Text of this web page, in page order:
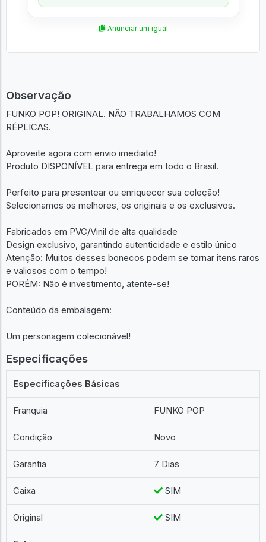
Anunciar um igual
Observação
FUNKO POP! ORIGINAL. NÃO TRABALHAMOS COM
RÉPLICAS.
Aproveite agora com envio imediato!
Produto DISPONÍVEL para entrega em todo o Brasil.
Perfeito para presentear ou enriquecer sua coleção!
Selecionamos os melhores, os originais e os exclusivos.
Fabricados em PVC/Vinil de alta qualidade
Design exclusivo, garantindo autenticidade e estilo único
Atenção: Muitos desses bonecos podem se tornar itens raros
e valiosos com o tempo!
PORÉM: Não é investimento, atente-se!
Conteúdo da embalagem:
Um personagem colecionável!
Especificações
Especificações Básicas
Franquia FUNKO POP
Condição Novo
Garantia 7 Dias
Caixa SIM
Original SIM